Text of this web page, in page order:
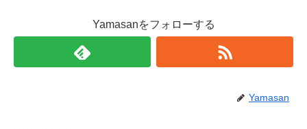
Yamasanをフォローする
Yamasan